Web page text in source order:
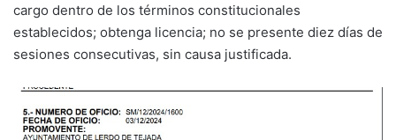
cargo dentro de los términos constitucionales
establecidos; obtenga licencia; no se presente diez días de
sesiones consecutivas, sin causa justificada.